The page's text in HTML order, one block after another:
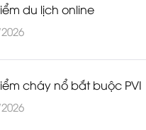
du lịch online
cháy nổ bắt buộc PVI